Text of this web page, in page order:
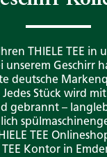
THIELE TEE in
unserem Geschirr
deutsche
Stück wird
gebrannt –
TEE
TEE Kontor in